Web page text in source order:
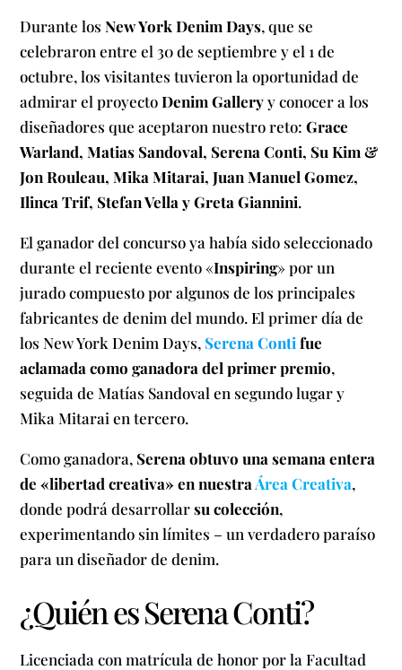
Durante losNew York Denim Days, que se
celebraron entre el 30 de septiembre y el 1 de
octubre, los visitantes tuvieron la oportunidad de
admirar el proyectoDenim Galleryy conocer a los
diseñadores que aceptaron nuestro reto:Grace
Warland, Matias Sandoval, Serena Conti, Su Kim &
Jon Rouleau, Mika Mitarai, Juan Manuel Gomez,
Ilinca Trif, Stefan Vella y Greta Giannini.
El ganador del concurso ya había sido seleccionado
durante el reciente evento «Inspiring» por un
jurado compuesto por algunos de los principales
fabricantes de denim del mundo. El primer día de
los New York Denim Days, Serena Conti fue
aclamada como ganadora del primer premio,
seguida de Matías Sandoval en segundo lugar y
Mika Mitarai en tercero.
Como ganadora, Serena obtuvo una semana entera
de «libertad creativa» en nuestraÁrea Creativa,
donde podrá desarrollarsu colección,
experimentando sin límites – un verdadero paraíso
para un diseñador de denim.
¿Quién es Serena Conti?
Licenciada con matrícula de honor por la Facultad